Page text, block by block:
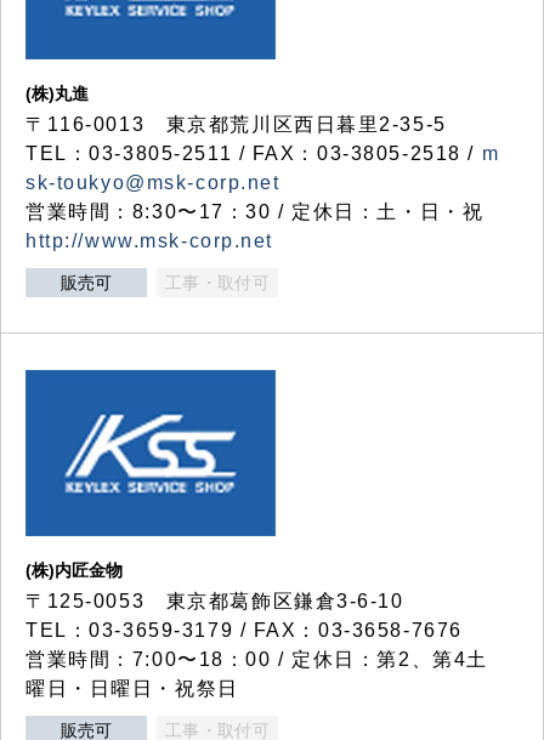
(株)丸進
〒116-0013 東京都荒川区西日暮里2-35-5
TEL：03-3805-2511 / FAX：03-3805-2518 / m
sk-toukyo@msk-corp.net
営業時間：8:30〜17：30 / 定休日：土・日・祝
http://www.msk-corp.net
販売可 工事・取付可
(株)内匠金物
〒125-0053 東京都葛飾区鎌倉3-6-10
TEL：03-3659-3179 / FAX：03-3658-7676
営業時間：7:00〜18：00 / 定休日：第2、第4土
曜日・日曜日・祝祭日
販売可 工事・取付可